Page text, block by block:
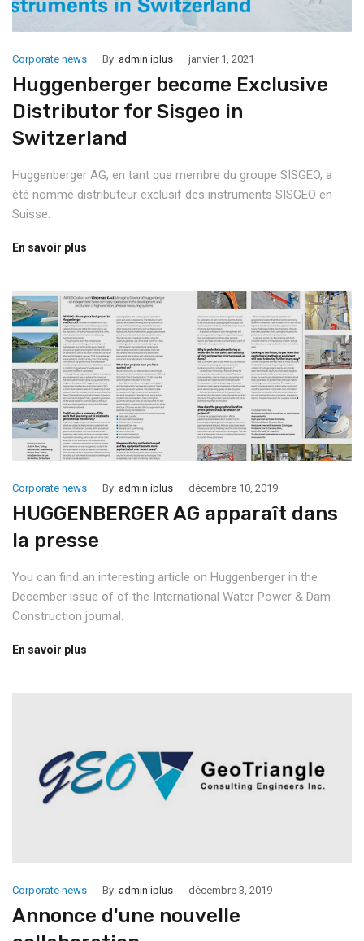
Corporate news By: admin iplus janvier 1, 2021
Huggenberger become Exclusive
Distributor for Sisgeo in
Switzerland
Huggenberger AG, en tant que membre du groupe SISGEO, a
été nommé distributeur exclusif des instruments SISGEO en
Suisse.
En savoir plus
Corporate news By: admin iplus décembre 10, 2019
HUGGENBERGER AG apparaît dans
la presse
You can find an interesting article on Huggenberger in the
December issue of of the International Water Power & Dam
Construction journal.
En savoir plus
Corporate news By: admin iplus décembre 3, 2019
Annonce d'une nouvelle